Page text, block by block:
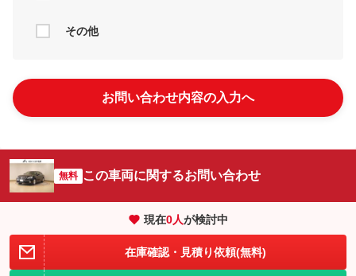
その他
お問い合わせ内容の入力へ
無料 この車両に関するお問い合わせ
現在0人が検討中
在庫確認・見積り依頼(無料)